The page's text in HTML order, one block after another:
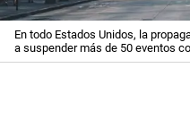
En todo Estados Unidos, la
a suspender más de 50 eventos